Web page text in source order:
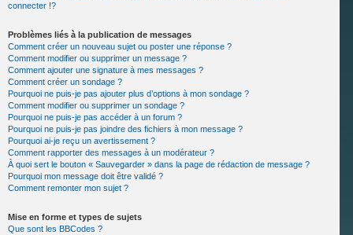
connecter !?
Problèmes liés à la publication de messages
Comment créer un nouveau sujet ou poster une réponse ?
Comment modifier ou supprimer un message ?
Comment ajouter une signature à mes messages ?
Comment créer un sondage ?
Pourquoi ne puis-je pas ajouter plus d’options à mon sondage ?
Comment modifier ou supprimer un sondage ?
Pourquoi ne puis-je pas accéder à un forum ?
Pourquoi ne puis-je pas joindre des fichiers à mon message ?
Pourquoi ai-je reçu un avertissement ?
Comment rapporter des messages à un modérateur ?
À quoi sert le bouton « Sauvegarder » dans la page de rédaction de message ?
Pourquoi mon message doit être validé ?
Comment remonter mon sujet ?
Mise en forme et types de sujets
Que sont les BBCodes ?